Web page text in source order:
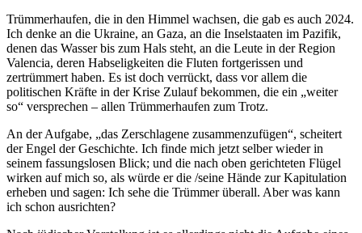
Trümmerhaufen, die in den Himmel wachsen, die gab es auch 2024.
Ich denke an die Ukraine, an Gaza, an die Inselstaaten im Pazifik,
denen das Wasser bis zum Hals steht, an die Leute in der Region
Valencia, deren Habseligkeiten die Fluten fortgerissen und
zertrümmert haben. Es ist doch verrückt, dass vor allem die
politischen Kräfte in der Krise Zulauf bekommen, die ein „weiter
so“ versprechen – allen Trümmerhaufen zum Trotz.
An der Aufgabe, „das Zerschlagene zusammenzufügen“, scheitert
der Engel der Geschichte. Ich finde mich jetzt selber wieder in
seinem fassungslosen Blick; und die nach oben gerichteten Flügel
wirken auf mich so, als würde er die /seine Hände zur Kapitulation
erheben und sagen: Ich sehe die Trümmer überall. Aber was kann
ich schon ausrichten?